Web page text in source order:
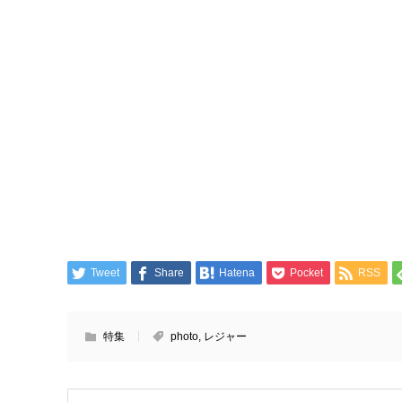
Tweet Share Hatena Pocket RSS
特集 photo, レジャー